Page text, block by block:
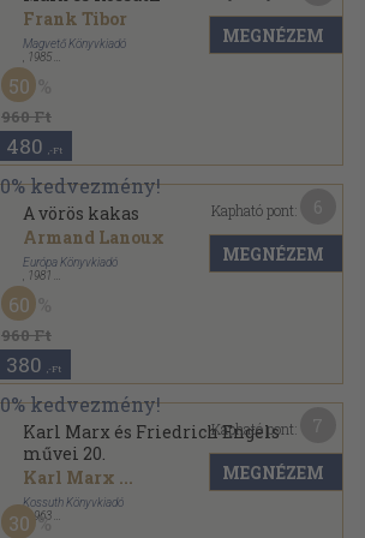
Frank Tibor
Magvető Könyvkiadó
1985
Ragasztott papírkötés
Nemzet és Emlékezet sorozat
960 Ft
50
480 ,-Ft
MEGNÉZEM
A vörös kakas
Armand Lanoux
Európa Könyvkiadó
1981
Vászon
Századok-emberek sorozat
960 Ft
60
380 ,-Ft
Kapható pont:
MEGNÉZEM
Karl Marx és Friedrich Engels
művei 20.
Karl Marx ...
Kossuth Könyvkiadó
, 1963
Vászon
30
Kapható pont:
MEGNÉZEM